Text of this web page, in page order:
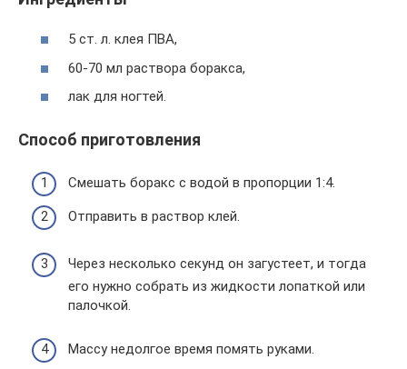
5 ст. л. клея ПВА,
60-70 мл раствора боракса,
лак для ногтей.
Способ приготовления
Смешать боракс с водой в пропорции 1:4.
Отправить в раствор клей.
Через несколько секунд он загустеет, и тогда
его нужно собрать из жидкости лопаткой или
палочкой.
Массу недолгое время помять руками.